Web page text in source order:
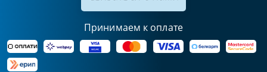
Принимаем к оплате